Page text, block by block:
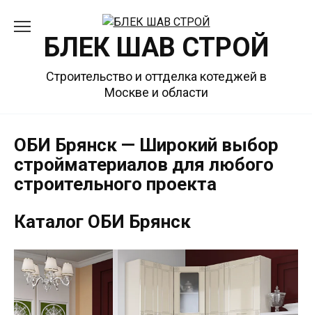
содержаниюБЛЕК ШАВ СТРОЙ
Строительство и оттделка котеджей в
Москве и области
ОБИ Брянск — Широкий выбор
стройматериалов для любого
строительного проекта
Каталог ОБИ Брянск